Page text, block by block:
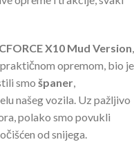
CFORCE X10 Mud Version,
opremom, bio je
smo španer,
našeg vozila. Uz pažljivo
polako smo povukli
od snijega.